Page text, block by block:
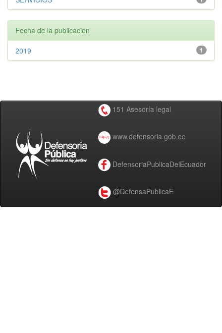
Fecha de la publicación
1
2019
151 Asesoría legal
www.defensoria.gob.ec
DefensoriaPublicaDelEcuador
@DefensaPublicaE